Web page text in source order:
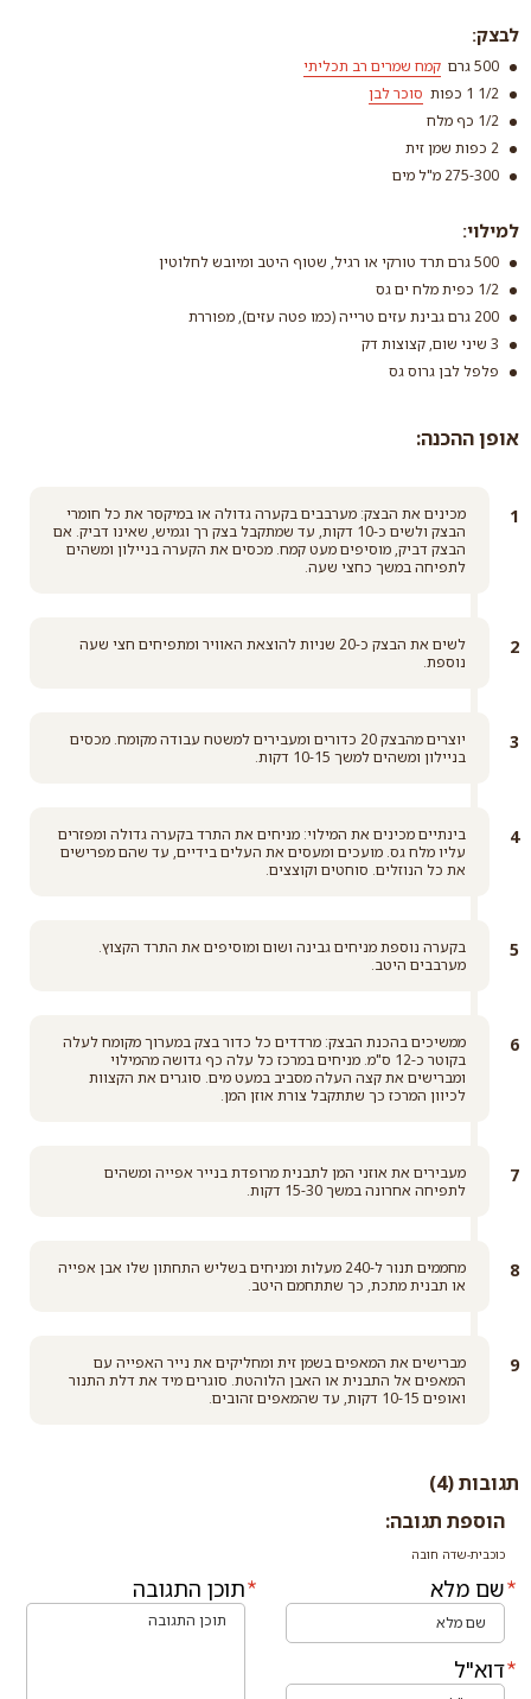
לבצק:
500 גרם קמח שמרים רב תכליתי
קרא עוד
1/2 1 כפות סוכר לבן
1/2 כף מלח
2 כפות שמן זית
275-300 מ"ל מים
למילוי:
500 גרם תרד טורקי או רגיל, שטוף היטב ומיובש לחלוטין
1/2 כפית מלח ים גס
200 גרם גבינת עזים טרייה (כמו פטה עזים), מפוררת
3 שיני שום, קצוצות דק
פלפל לבן גרוס גס
אופן ההכנה:
מכינים את הבצק: מערבבים בקערה גדולה או במיקסר את כל חומרי
הבצק ולשים כ-10 דקות, עד שמתקבל בצק רך וגמיש, שאינו דביק. אם
הבצק דביק, מוסיפים מעט קמח. מכסים את הקערה בניילון ומשהים
לתפיחה במשך כחצי שעה.
לשים את הבצק כ-20 שניות להוצאת האוויר ומתפיחים חצי שעה
נוספת.
יוצרים מהבצק 20 כדורים ומעבירים למשטח עבודה מקומח. מכסים
בניילון ומשהים למשך 10-15 דקות.
בינתיים מכינים את המילוי: מניחים את התרד בקערה גדולה ומפזרים
עליו מלח גס. מועכים ומעסים את העלים בידיים, עד שהם מפרישים
את כל הנוזלים. סוחטים וקוצצים.
בקערה נוספת מניחים גבינה ושום ומוסיפים את התרד הקצוץ.
מערבבים היטב.
ממשיכים בהכנת הבצק: מרדדים כל כדור בצק במערוך מקומח לעלה
בקוטר כ-12 ס"מ. מניחים במרכז כל עלה כף גדושה מהמילוי
ומברישים את קצה העלה מסביב במעט מים. סוגרים את הקצוות
לכיוון המרכז כך שתתקבל צורת אוזן המן.
מעבירים את אוזני המן לתבנית מרופדת בנייר אפייה ומשהים
לתפיחה אחרונה במשך 15-30 דקות.
מחממים תנור ל-240 מעלות ומניחים בשליש התחתון שלו אבן אפייה
או תבנית מתכת, כך שתתחמם היטב.
מברישים את המאפים בשמן זית ומחליקים את נייר האפייה עם
המאפים אל התבנית או האבן הלוהטת. סוגרים מיד את דלת התנור
ואופים 10-15 דקות, עד שהמאפים זהובים.
תגובות (4)
הוספת תגובה:
כוכבית-שדה חובה
שם מלא
דוא"ל
תוכן התגובה